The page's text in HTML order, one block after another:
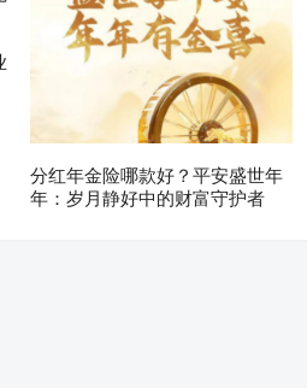
分红年金险哪款好？平安盛世年
年：岁月静好中的财富守护者